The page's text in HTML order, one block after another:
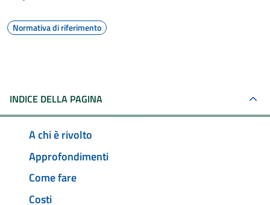
Normativa di riferimento
INDICE DELLA PAGINA
A chi è rivolto
Approfondimenti
Come fare
Costi